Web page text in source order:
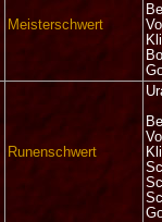
Meisterschwert
Runenschwert